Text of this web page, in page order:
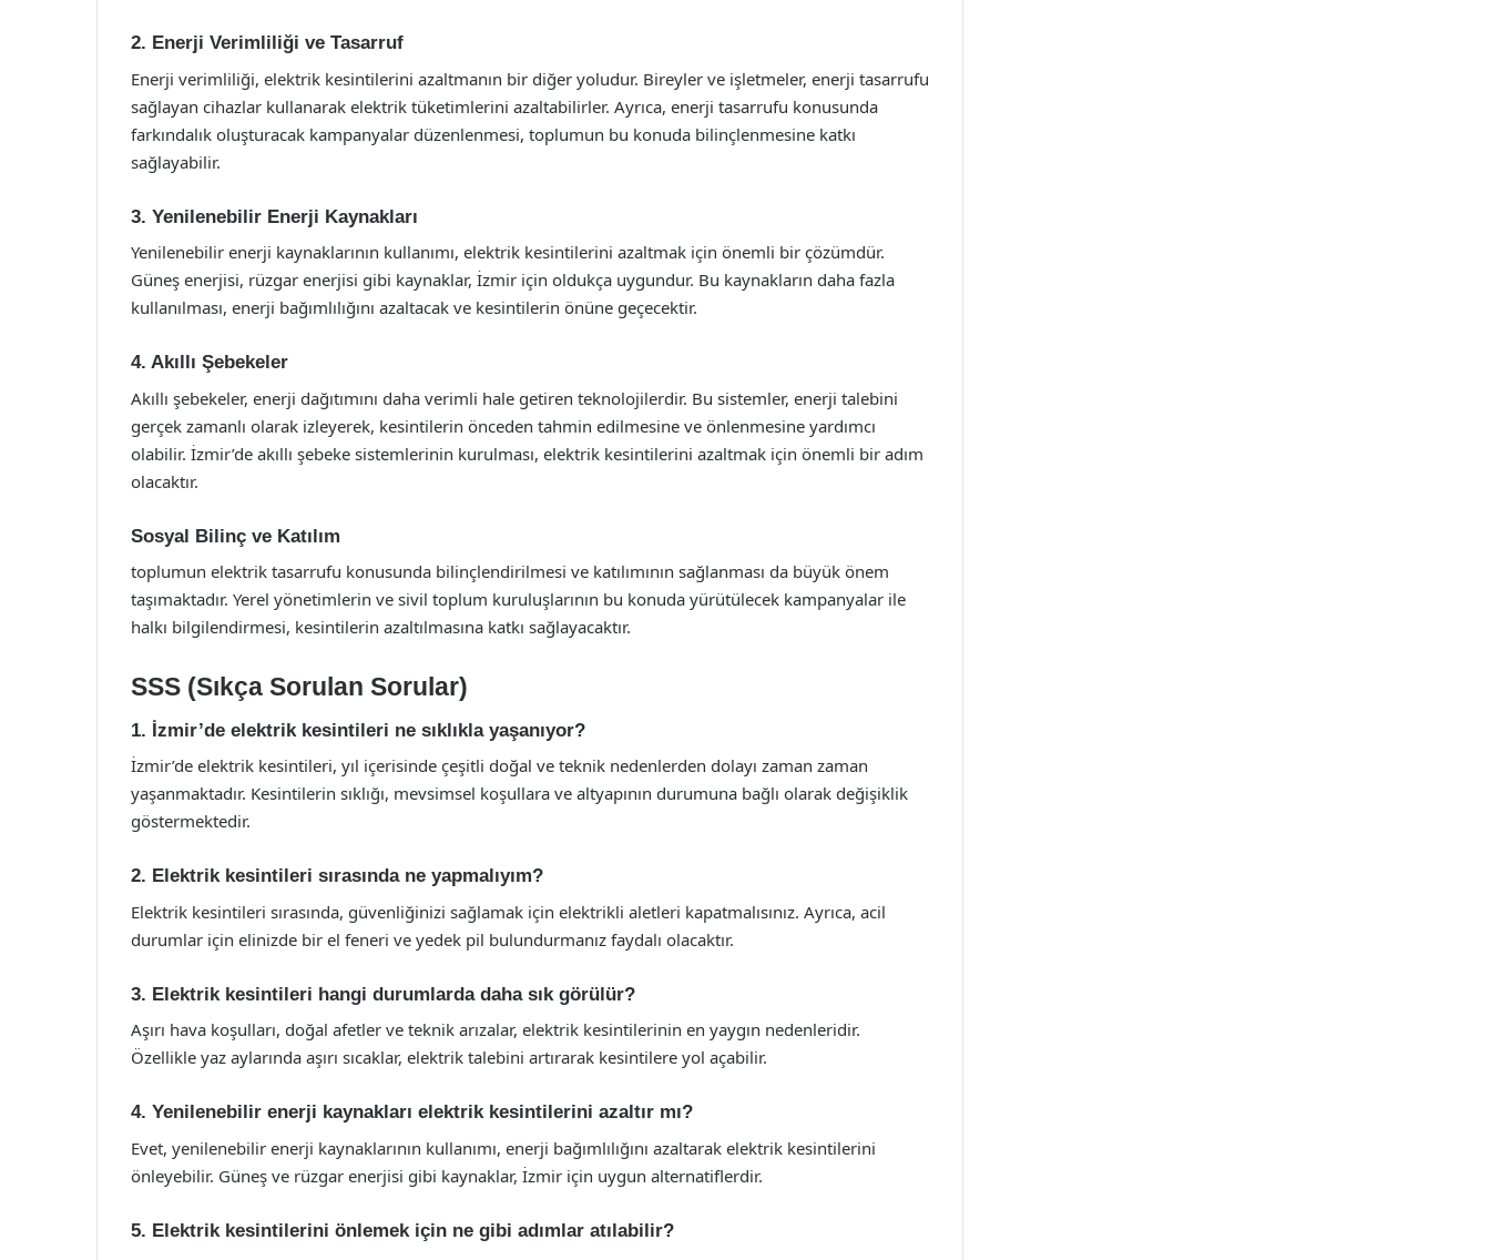
2. Enerji Verimliliği ve Tasarruf
Enerji verimliliği, elektrik kesintilerini azaltmanın bir diğer yoludur. Bireyler ve işletmeler, enerji tasarrufu
sağlayan cihazlar kullanarak elektrik tüketimlerini azaltabilirler. Ayrıca, enerji tasarrufu konusunda
farkındalık oluşturacak kampanyalar düzenlenmesi, toplumun bu konuda bilinçlenmesine katkı
sağlayabilir.
3. Yenilenebilir Enerji Kaynakları
Yenilenebilir enerji kaynaklarının kullanımı, elektrik kesintilerini azaltmak için önemli bir çözümdür.
Güneş enerjisi, rüzgar enerjisi gibi kaynaklar, İzmir için oldukça uygundur. Bu kaynakların daha fazla
kullanılması, enerji bağımlılığını azaltacak ve kesintilerin önüne geçecektir.
4. Akıllı Şebekeler
Akıllı şebekeler, enerji dağıtımını daha verimli hale getiren teknolojilerdir. Bu sistemler, enerji talebini
gerçek zamanlı olarak izleyerek, kesintilerin önceden tahmin edilmesine ve önlenmesine yardımcı
olabilir. İzmir’de akıllı şebeke sistemlerinin kurulması, elektrik kesintilerini azaltmak için önemli bir adım
olacaktır.
Sosyal Bilinç ve Katılım
toplumun elektrik tasarrufu konusunda bilinçlendirilmesi ve katılımının sağlanması da büyük önem
taşımaktadır. Yerel yönetimlerin ve sivil toplum kuruluşlarının bu konuda yürütülecek kampanyalar ile
halkı bilgilendirmesi, kesintilerin azaltılmasına katkı sağlayacaktır.
SSS (Sıkça Sorulan Sorular)
1. İzmir’de elektrik kesintileri ne sıklıkla yaşanıyor?
İzmir’de elektrik kesintileri, yıl içerisinde çeşitli doğal ve teknik nedenlerden dolayı zaman zaman
yaşanmaktadır. Kesintilerin sıklığı, mevsimsel koşullara ve altyapının durumuna bağlı olarak değişiklik
göstermektedir.
2. Elektrik kesintileri sırasında ne yapmalıyım?
Elektrik kesintileri sırasında, güvenliğinizi sağlamak için elektrikli aletleri kapatmalısınız. Ayrıca, acil
durumlar için elinizde bir el feneri ve yedek pil bulundurmanız faydalı olacaktır.
3. Elektrik kesintileri hangi durumlarda daha sık görülür?
Aşırı hava koşulları, doğal afetler ve teknik arızalar, elektrik kesintilerinin en yaygın nedenleridir.
Özellikle yaz aylarında aşırı sıcaklar, elektrik talebini artırarak kesintilere yol açabilir.
4. Yenilenebilir enerji kaynakları elektrik kesintilerini azaltır mı?
Evet, yenilenebilir enerji kaynaklarının kullanımı, enerji bağımlılığını azaltarak elektrik kesintilerini
önleyebilir. Güneş ve rüzgar enerjisi gibi kaynaklar, İzmir için uygun alternatiflerdir.
5. Elektrik kesintilerini önlemek için ne gibi adımlar atılabilir?